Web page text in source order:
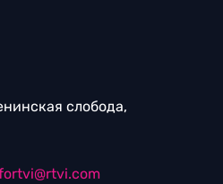
слобода,